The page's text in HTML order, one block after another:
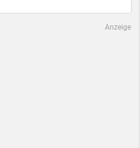
Anzeige